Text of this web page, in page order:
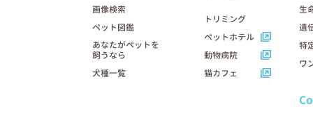
画像検索
ペット図鑑
あなたがペットを
飼うなら
犬種一覧
トリミング
ペットホテル
動物病院
猫カフェ
生
遺
特
ワ